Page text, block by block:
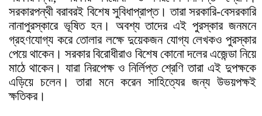
সরকারপন্থী বরাবরই বিশেষ সুবিধাপ্রাপ্ত। তারা সরকারি-বেসরকারি
নানাপুরস্কারে ভূষিত হন। অবশ্য তাদের এই পুরস্কার জনমনে
গ্রহণযোগ্য করে তোলার লক্ষে দুয়েকজন যোগ্য লেখকও পুরস্কার
পেয়ে থাকেন। সরকার বিরোধীরাও বিশেষ কোনো দলের এজেন্ডা নিয়ে
মাঠে থাকেন। যারা নিরপেক্ষ ও নির্লিপ্ত শ্রেণি তারা এই দুপক্ষকে
এড়িয়ে চলেন। তারা মনে করেন সাহিত্যের জন্য উভয়পক্ষই
ক্ষতিকর।